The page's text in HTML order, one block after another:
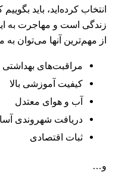
انتخاب کرده‌اید، باید
زندگی است و مهاجرت به
از مهم‌ترین آنها می‌توان به
مراقبت‌های بهداشتی
کیفیت آموزشی بالا
آب و هوای معتدل
دریافت شهروندی
ثبات اقتصادی
و…